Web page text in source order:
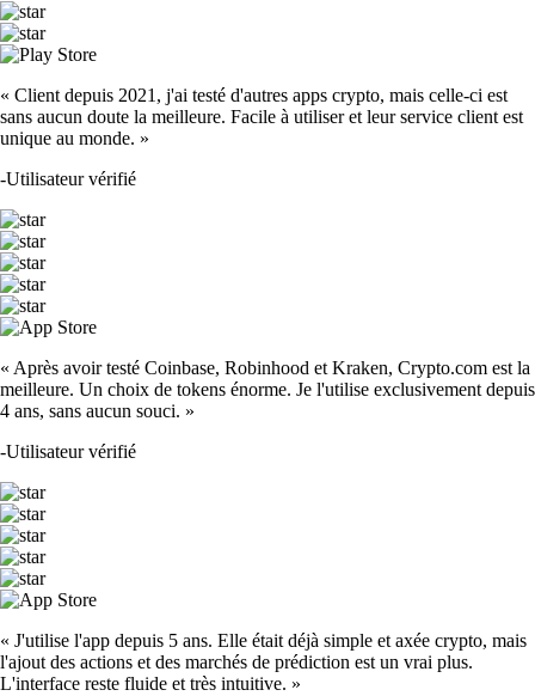
« Client depuis 2021, j'ai testé d'autres apps crypto, mais celle-ci est
sans aucun doute la meilleure. Facile à utiliser et leur service client est
unique au monde. »
-Utilisateur vérifié
« Après avoir testé Coinbase, Robinhood et Kraken, Crypto.com est la
meilleure. Un choix de tokens énorme. Je l'utilise exclusivement depuis
4 ans, sans aucun souci. »
-Utilisateur vérifié
« J'utilise l'app depuis 5 ans. Elle était déjà simple et axée crypto, mais
l'ajout des actions et des marchés de prédiction est un vrai plus.
L'interface reste fluide et très intuitive. »